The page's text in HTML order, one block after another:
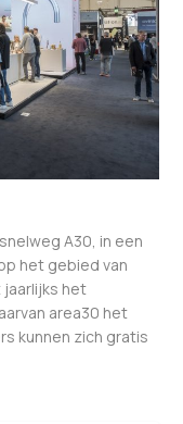
A30, in een
het gebied van
het
area30 het
kunnen zich gratis